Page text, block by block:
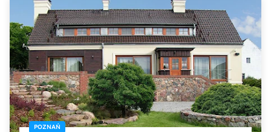
POZNAŃ